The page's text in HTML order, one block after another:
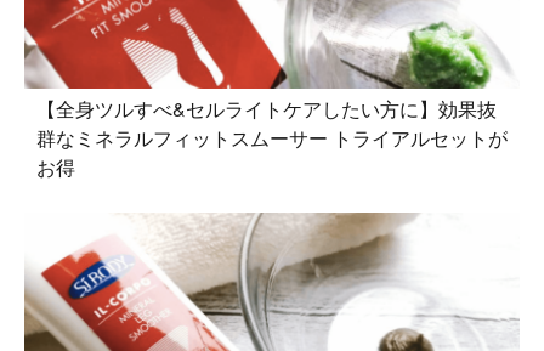
【全身ツルすべ&セルライトケアしたい方に】効果抜
群なミネラルフィットスムーサー トライアルセットが
お得